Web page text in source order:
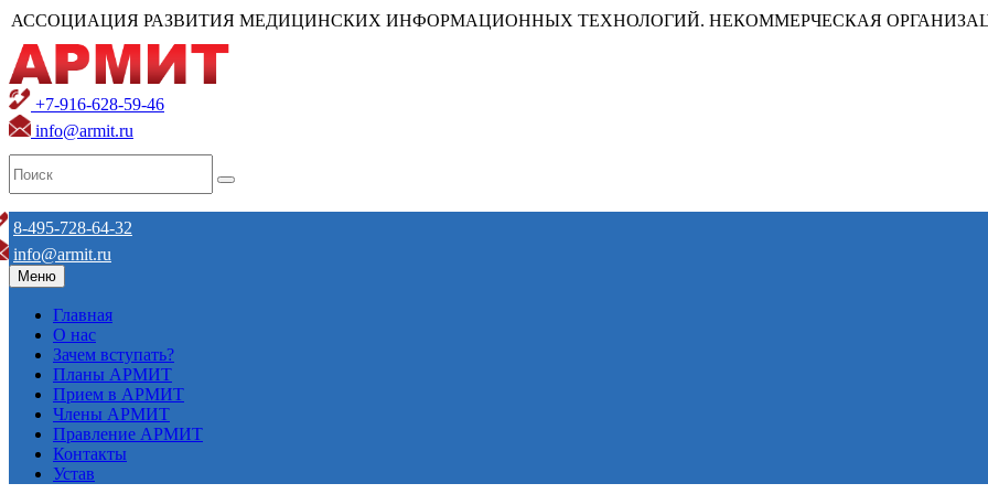
АССОЦИАЦИЯ РАЗВИТИЯ МЕДИЦИНСКИХ ИНФОРМАЦИОННЫХ ТЕХНОЛОГИЙ. НЕКОММЕРЧЕСКАЯ
+7-916-628-59-46
info@armit.ru
8-495-728-64-32
info@armit.ru
Меню
Главная
О нас
Зачем вступать?
Планы АРМИТ
Прием в АРМИТ
Члены АРМИТ
Правление АРМИТ
Контакты
Устав